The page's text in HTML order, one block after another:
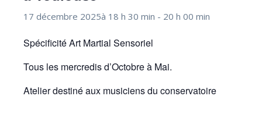
17 décembre 2025à 18 h 30 min - 20 h 00 min
Spécificité Art Martial Sensoriel
Tous les mercredis d’Octobre à Mai.
Atelier destiné aux musiciens du conservatoire